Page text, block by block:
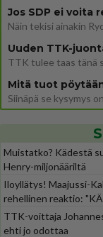
Mitä tuot
Muistatko? Kädestä
Henry-miljonääriltä
Iloyllätys! Maajussi-
rehellinen reaktio:
TTK-voittaja
ehti jo odottaa